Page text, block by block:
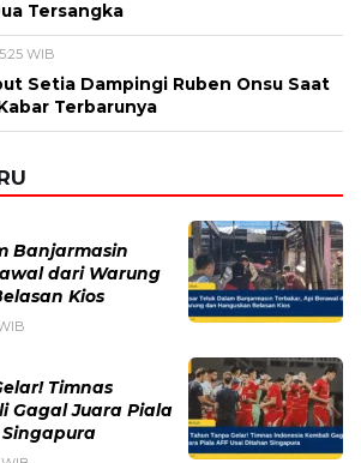
Tersangka
WIB
Setia Dampingi Ruben Onsu Saat
Terbarunya
Banjarmasin
dari Warung
Kios
Timnas
Gagal Juara Piala